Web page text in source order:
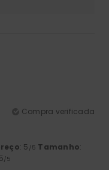
Compra verificada
: 5 /5 Tamanho:
/5